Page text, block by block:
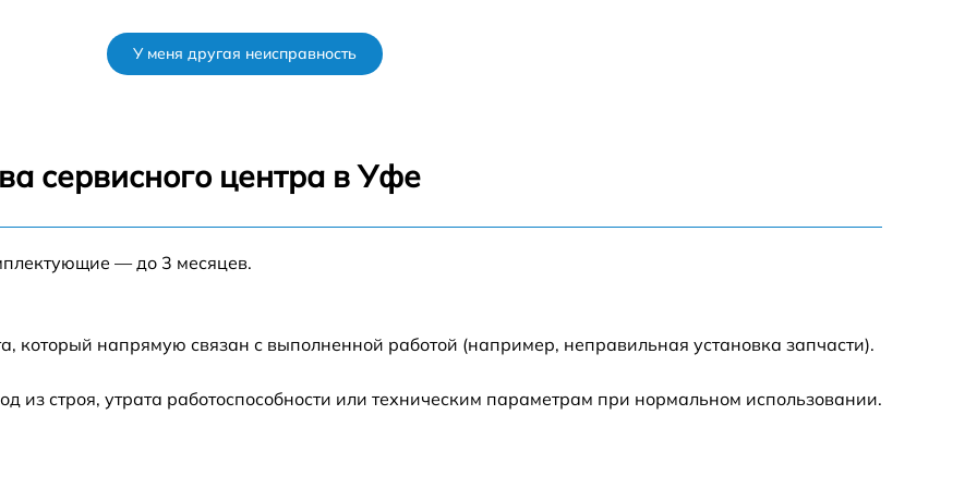
от 60 мин
от 60 мин 1600 р
от 60 мин 1000 р
от 60 мин 1500 р
У меня другая неисправность
сервисного центра в Уфе
— до 3 месяцев.
который напрямую связан с выполненной работой (например, неправильная установка запчасти).
строя, утрата работоспособности или техническим параметрам при нормальном использовании.